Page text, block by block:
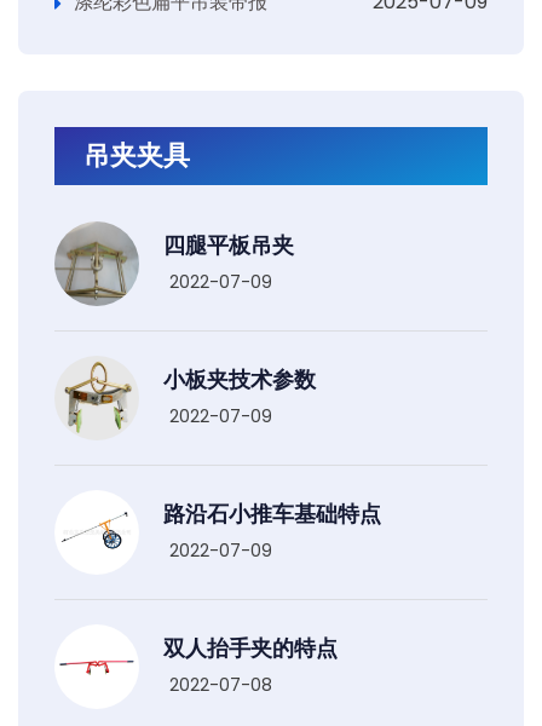
吊夹夹具
四腿平板吊夹
2022-07-09
小板夹技术参数
2022-07-09
路沿石小推车基础特点
2022-07-09
双人抬手夹的特点
2022-07-08